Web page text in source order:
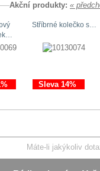
Akční produkty: «
Stříbrné kolečko s…
Sleva 14%
Máte-li jakýkoliv